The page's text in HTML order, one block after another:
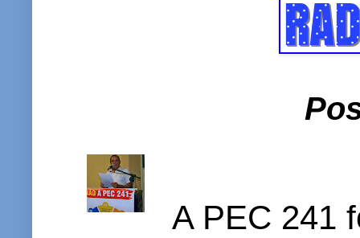
A PEC 241